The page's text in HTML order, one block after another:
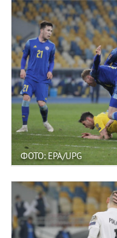
ФОТО: EPA/UPG